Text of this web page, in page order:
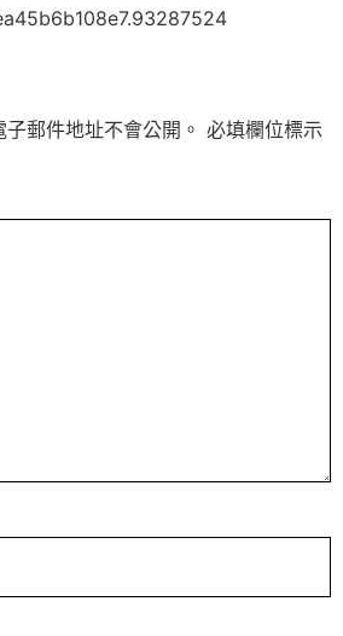
郵件地址不會公開。 必填欄位標示